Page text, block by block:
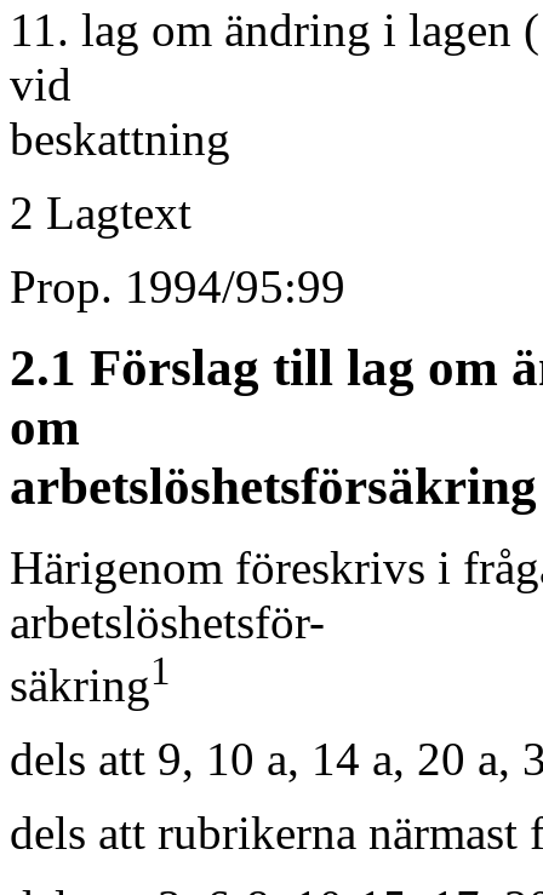
11. lag om ändring i lagen
vid
beskattning
2 Lagtext
Prop. 1994/95:99
2.1 Förslag till lag om
om
arbetslöshetsförsäkring
Härigenom föreskrivs i
arbetslöshetsför-
säkring1
dels att 9, 10 a, 14 a, 20 a,
dels att rubrikerna